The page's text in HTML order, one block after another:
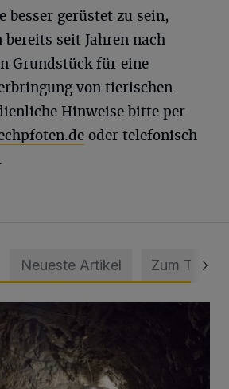
gerüstet zu sein,
bereits seit Jahren nach
Grundstück für eine
von tierischen
Hinweise bitte per
oder telefonisch
Neueste Artikel Zum Thema